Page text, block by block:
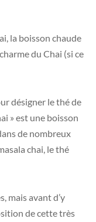
la boisson chaude
du Chai (si ce
désigner le thé de
» est une boisson
de nombreux
chai, le thé
mais avant d’y
de cette très